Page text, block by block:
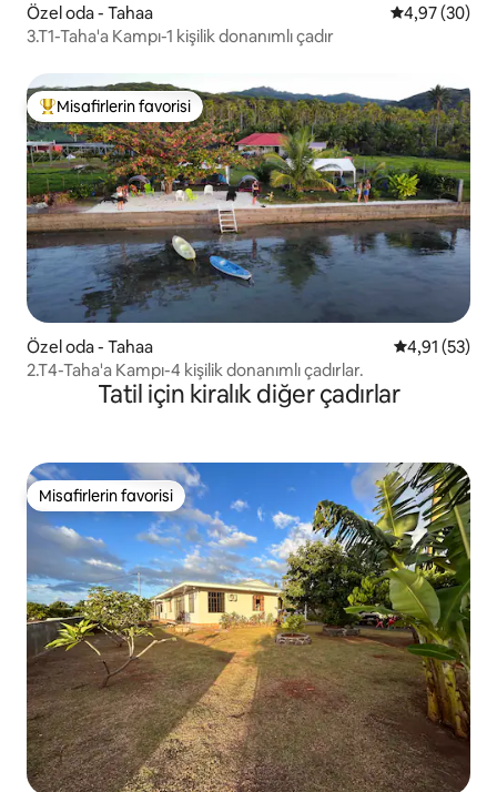
Özel oda - Tahaa 5 üzerinden
4,97 (30)
3.T1-Taha'a Kampı-1 kişilik donanımlı çadır
Misafirlerin favorilerinden en beğenilenler arasında
Misafirlerin favorisi
Özel oda - Tahaa 5 üzerinden
4,91 (53)
2.T4-Taha'a Kampı-4 kişilik donanımlı çadırlar.
Tatil için kiralık diğer çadırlar
Misafirlerin favorisi
Misafirlerin favorisi